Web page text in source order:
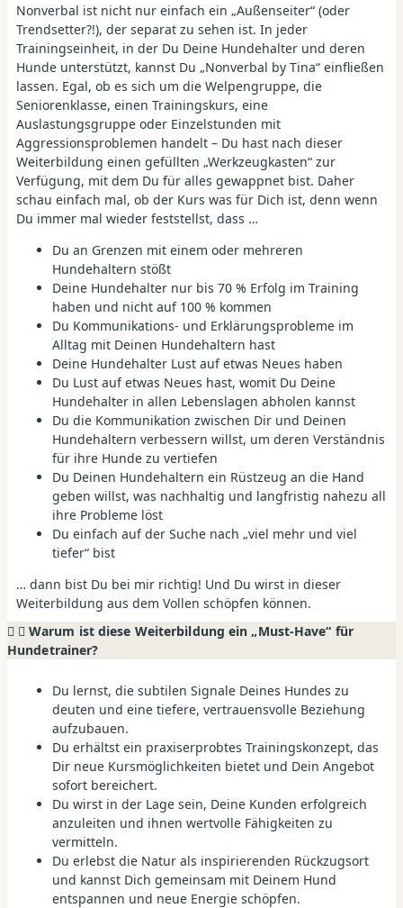
Nonverbal ist nicht nur einfach ein „Außenseiter“ (oder
Trendsetter?!), der separat zu sehen ist. In jeder
Trainingseinheit, in der Du Deine Hundehalter und deren
Hunde unterstützt, kannst Du „Nonverbal by Tina“ einfließen
lassen. Egal, ob es sich um die Welpengruppe, die
Seniorenklasse, einen Trainingskurs, eine
Auslastungsgruppe oder Einzelstunden mit
Aggressionsproblemen handelt – Du hast nach dieser
Weiterbildung einen gefüllten „Werkzeugkasten“ zur
Verfügung, mit dem Du für alles gewappnet bist. Daher
schau einfach mal, ob der Kurs was für Dich ist, denn wenn
Du immer mal wieder feststellst, dass …
Du an Grenzen mit einem oder mehreren
Hundehaltern stößt
Deine Hundehalter nur bis 70 % Erfolg im Training
haben und nicht auf 100 % kommen
Du Kommunikations- und Erklärungsprobleme im
Alltag mit Deinen Hundehaltern hast
Deine Hundehalter Lust auf etwas Neues haben
Du Lust auf etwas Neues hast, womit Du Deine
Hundehalter in allen Lebenslagen abholen kannst
Du die Kommunikation zwischen Dir und Deinen
Hundehaltern verbessern willst, um deren Verständnis
für ihre Hunde zu vertiefen
Du Deinen Hundehaltern ein Rüstzeug an die Hand
geben willst, was nachhaltig und langfristig nahezu all
ihre Probleme löst
Du einfach auf der Suche nach „viel mehr und viel
tiefer“ bist
… dann bist Du bei mir richtig! Und Du wirst in dieser
Weiterbildung aus dem Vollen schöpfen können.
Warum ist diese Weiterbildung ein „Must-Have“ für
Hundetrainer?
Du lernst, die subtilen Signale Deines Hundes zu
deuten und eine tiefere, vertrauensvolle Beziehung
aufzubauen.
Du erhältst ein praxiserprobtes Trainingskonzept, das
Dir neue Kursmöglichkeiten bietet und Dein Angebot
sofort bereichert.
Du wirst in der Lage sein, Deine Kunden erfolgreich
anzuleiten und ihnen wertvolle Fähigkeiten zu
vermitteln.
Du erlebst die Natur als inspirierenden Rückzugsort
und kannst Dich gemeinsam mit Deinem Hund
entspannen und neue Energie schöpfen.